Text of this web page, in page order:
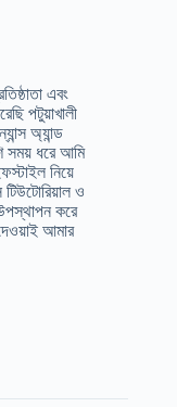
এবং
পটুয়াখালী
অ্যান্ড
সময় ধরে আমি
নিয়ে
ও
করে
আমার